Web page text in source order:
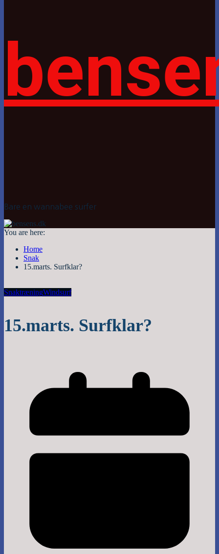
Bare en wannabee surfer
You are here:
Home
Snak
15.marts. Surfklar?
SnaktræningWindsurf
15.marts. Surfklar?